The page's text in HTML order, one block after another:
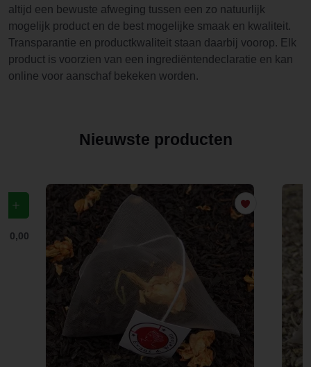
altijd een bewuste afweging tussen een zo natuurlijk
mogelijk product en de best mogelijke smaak en kwaliteit.
Transparantie en productkwaliteit staan daarbij voorop. Elk
product is voorzien van een ingrediëntendeclaratie en kan
online voor aanschaf bekeken worden.
Nieuwste producten
€ 0,00